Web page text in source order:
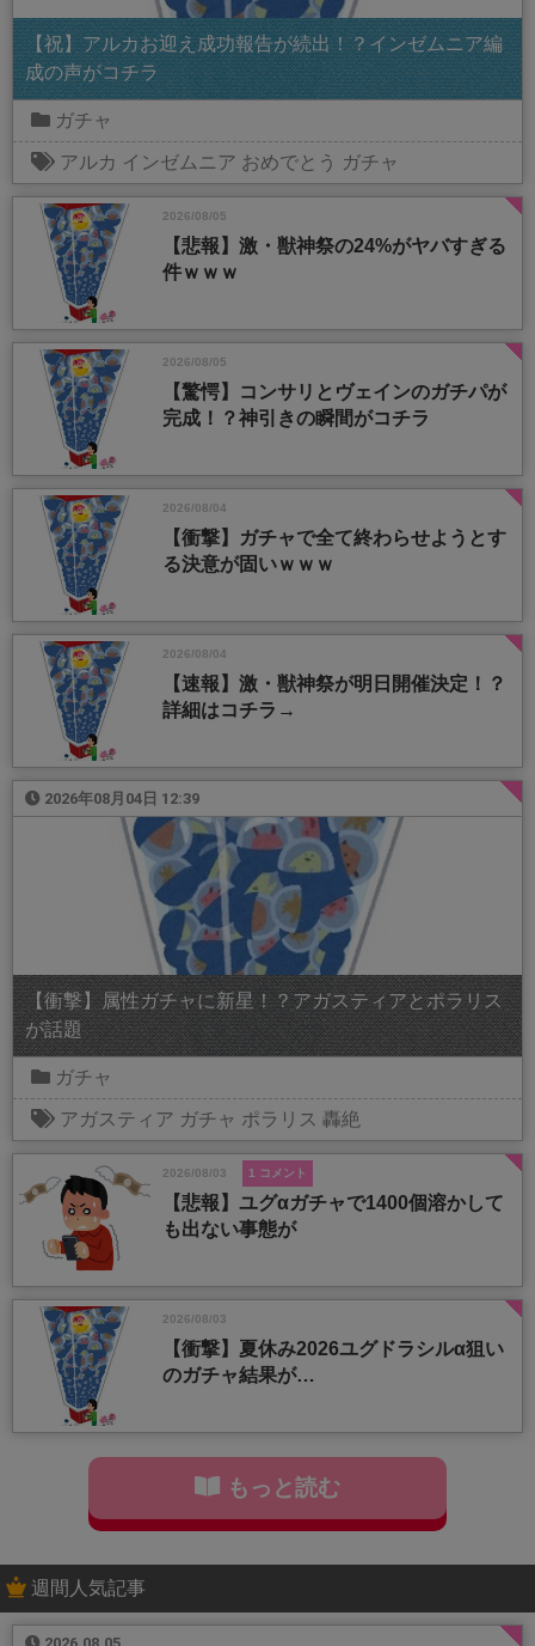
【祝】アルカお迎え成功報告が続出！？インゼムニア編
成の声がコチラ
ガチャ
アルカ インゼムニア おめでとう ガチャ
2026/08/05
【悲報】激・獣神祭の24%がヤバすぎる
件ｗｗｗ
2026/08/05
【驚愕】コンサリとヴェインのガチパが
完成！？神引きの瞬間がコチラ
2026/08/04
【衝撃】ガチャで全て終わらせようとす
る決意が固いｗｗｗ
2026/08/04
【速報】激・獣神祭が明日開催決定！？
詳細はコチラ→
2026年08月04日 12:39
【衝撃】属性ガチャに新星！？アガスティアとポラリス
が話題
ガチャ
アガスティア ガチャ ポラリス 轟絶
2026/08/03 1 コメント
【悲報】ユグαガチャで1400個溶かして
も出ない事態が
2026/08/03
【衝撃】夏休み2026ユグドラシルα狙い
のガチャ結果が…
もっと読む
週間人気記事